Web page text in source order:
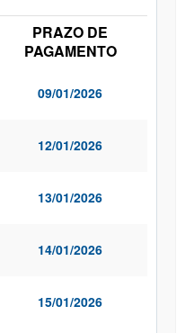
PRAZO DE
PAGAMENTO
09/01/2026
12/01/2026
13/01/2026
14/01/2026
15/01/2026